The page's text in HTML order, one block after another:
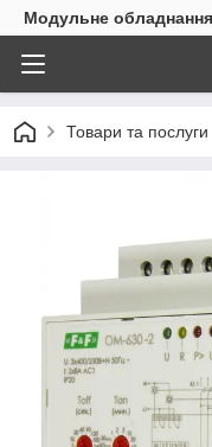
Модульне
Товари та послуги